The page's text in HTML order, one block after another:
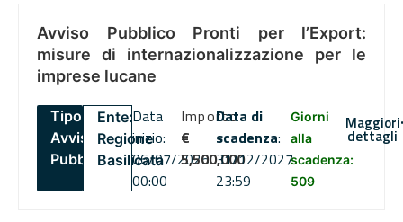
Avviso Pubblico Pronti per l’Export:
misure di internazionalizzazione per le
imprese lucane
Tipo:
Avviso
Pubblico
Ente:
Regione
Basilicata
Data
inizio:
06/07/2026
00:00
Importo
€
5,500,000
Data di
scadenza:
31/12/2027
23:59
Giorni
alla
scadenza:
509
Maggiori
dettagli